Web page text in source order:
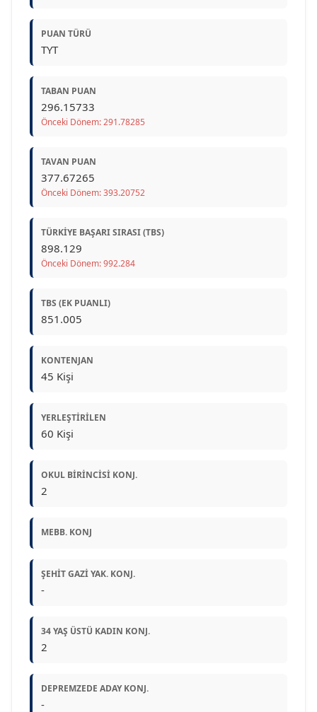
PUAN TÜRÜ
TYT
TABAN PUAN
296.15733
Önceki Dönem: 291.78285
TAVAN PUAN
377.67265
Önceki Dönem: 393.20752
TÜRKIYE BAŞARI SIRASI (TBS)
898.129
Önceki Dönem: 992.284
TBS (EK PUANLI)
851.005
KONTENJAN
45 Kişi
YERLEŞTIRILEN
60 Kişi
OKUL BIRINCISI KONJ.
2
MEBB. KONJ
ŞEHIT GAZI YAK. KONJ.
-
34 YAŞ ÜSTÜ KADIN KONJ.
2
DEPREMZEDE ADAY KONJ.
-